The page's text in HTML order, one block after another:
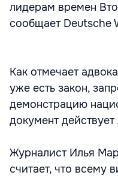
лидерам времен
сообщает Deutsche
Как отмечает
уже есть закон,
демонстрацию
документ
Журналист Илья
считает, что всему